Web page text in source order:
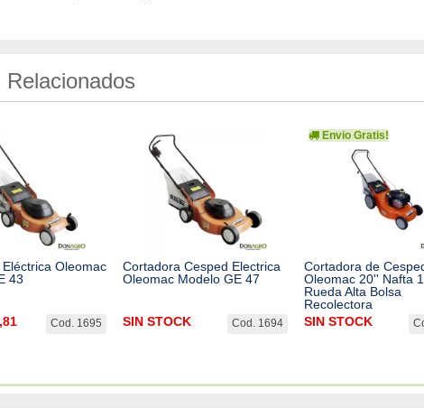
Relacionados
Oleomac
43
Cod. 1695
Cortadora Cesped Electrica
Oleomac Modelo GE 47
Cod. 1694
SIN STOCK
Envio Gratis!
Cortadora de
Oleomac 20'' Nafta
Rueda Alta Bolsa
Recolectora
SIN STOCK